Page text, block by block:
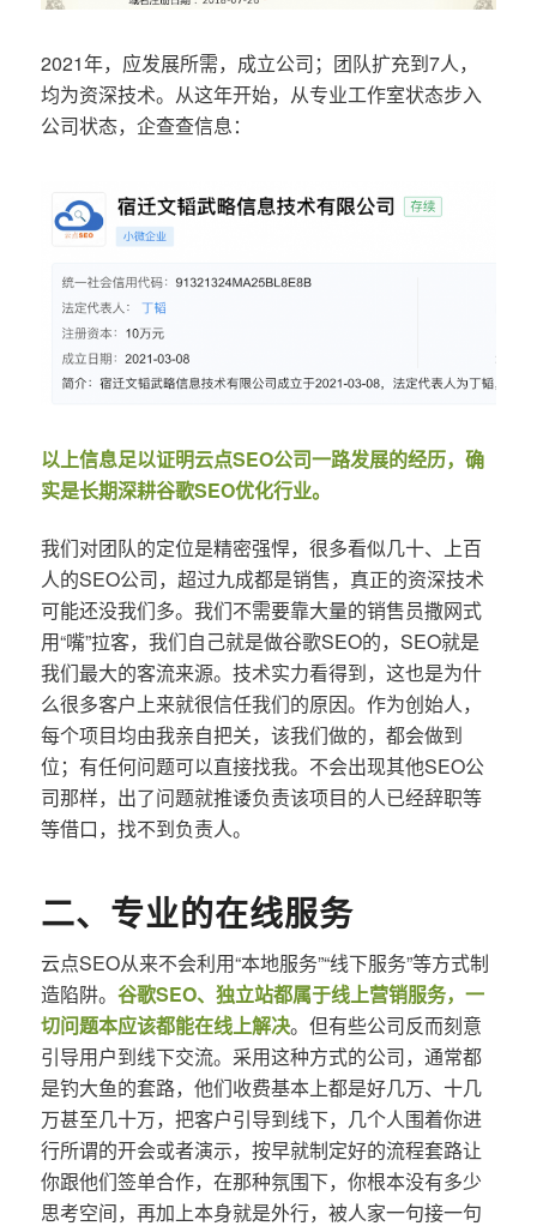
2021年，应发展所需，成立公司；团队扩充到7人，
均为资深技术。从这年开始，从专业工作室状态步入
公司状态，企查查信息：
以上信息足以证明云点SEO公司一路发展的经历，确
实是长期深耕谷歌SEO优化行业。
我们对团队的定位是精密强悍，很多看似几十、上百
人的SEO公司，超过九成都是销售，真正的资深技术
可能还没我们多。我们不需要靠大量的销售员撒网式
用“嘴”拉客，我们自己就是做谷歌SEO的，SEO就是
我们最大的客流来源。技术实力看得到，这也是为什
么很多客户上来就很信任我们的原因。作为创始人，
每个项目均由我亲自把关，该我们做的，都会做到
位；有任何问题可以直接找我。不会出现其他SEO公
司那样，出了问题就推诿负责该项目的人已经辞职等
等借口，找不到负责人。
二、专业的在线服务
云点SEO从来不会利用“本地服务”“线下服务”等方式制
造陷阱。 谷歌SEO、独立站都属于线上营销服务，一
切问题本应该都能在线上解决。但有些公司反而刻意
引导用户到线下交流。采用这种方式的公司，通常都
是钓大鱼的套路，他们收费基本上都是好几万、十几
万甚至几十万，把客户引导到线下，几个人围着你进
行所谓的开会或者演示，按早就制定好的流程套路让
你跟他们签单合作，在那种氛围下，你根本没有多少
思考空间，再加上本身就是外行，被人家一句接一句